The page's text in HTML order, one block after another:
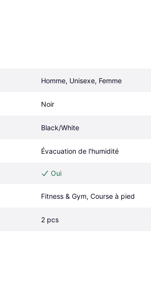
Homme, Unisexe, Femme
Noir
Black/White
Évacuation de l'humidité
Oui
Fitness & Gym, Course à pied
2 pcs